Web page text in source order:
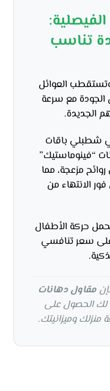
تناسب
وتستقطب العوائل
الجودة مع سرعة
الجديدة.
شطبلي باقات
“فينوماستيك”
مزعجة، مما
الانتهاء من
حركة الأطفال
سعر تنافسي
مقاول دهانات
الحصول على
منزلك وميزانيتك.